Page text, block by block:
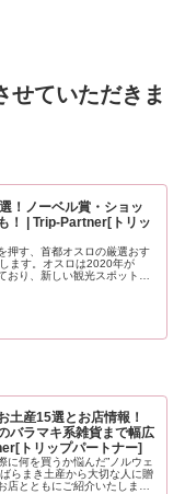
ていただきま
！ノーベル賞・ショッ
！ | Trip-Partner[トリッ
押す、首都オスロの厳選おす
ます。オスロは2020年が
おり、新しい観光スポットも
土産15選とお店情報！
バラマキ系雑貨まで幅広
トリップパートナー]
に何を買うか悩んだ”ノルウェ
らまき土産から大切な人に贈
店とともにご紹介いたしま